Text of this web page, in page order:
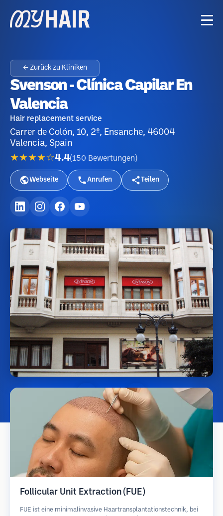
← Zurück zu Kliniken
Svenson - Clínica Capilar En
Valencia
Hair replacement service
Carrer de Colón, 10, 2º, Ensanche, 46004
Valencia, Spain
★★★★☆4.4(150 Bewertungen )
Webseite Anrufen Teilen
Follicular Unit Extraction (FUE)
FUE ist eine minimalinvasive Haartransplantationstechnik, bei